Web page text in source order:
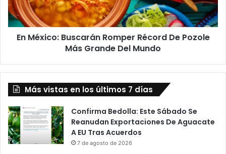
Pozole
Más
Grande
DelEn México: Buscarán Romper Récord De Pozole
Más Grande Del Mundo
Más vistas en los últimos 7 días
Confirma Bedolla: Este Sábado Se
Reanudan Exportaciones De Aguacate
A EU Tras Acuerdos
7 de agosto de 2026